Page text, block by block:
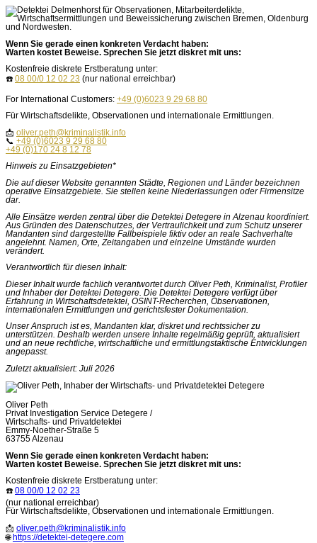
Wenn Sie gerade einen konkreten Verdacht haben:
Warten kostet Beweise. Sprechen Sie jetzt diskret mit uns:
Kostenfreie diskrete Erstberatung unter:
☎️ 08 00/0 12 02 23 (nur national erreichbar)
For International Customers: +49 (0)6023 9 29 68 80
Für Wirtschaftsdelikte, Observationen und internationale Ermittlungen.
📩 oliver.peth@kriminalistik.info
📞 +49 (0)6023 9 29 68 80
+49 (0)170 24 8 12 78
Hinweis zu Einsatzgebieten*
Die auf dieser Website genannten Städte, Regionen und Länder bezeichnen
operative Einsatzgebiete. Sie stellen keine Niederlassungen oder Firmensitze
dar.
Alle Einsätze werden zentral über die Detektei Detegere in Alzenau koordiniert.
Aus Gründen des Datenschutzes, der Vertraulichkeit und zum Schutz unserer
Mandanten sind dargestellte Fallbeispiele fiktiv oder an reale Sachverhalte
angelehnt. Namen, Orte, Zeitangaben und einzelne Umstände wurden
verändert.
Verantwortlich für diesen Inhalt:
Dieser Inhalt wurde fachlich verantwortet durch Oliver Peth, Kriminalist, Profiler
und Inhaber der Detektei Detegere. Die Detektei Detegere verfügt über
Erfahrung in Wirtschaftsdetektei, OSINT-Recherchen, Observationen,
internationalen Ermittlungen und gerichtsfester Dokumentation.
Unser Anspruch ist es, Mandanten klar, diskret und rechtssicher zu
unterstützen. Deshalb werden unsere Inhalte regelmäßig geprüft, aktualisiert
und an neue rechtliche, wirtschaftliche und ermittlungstaktische Entwicklungen
angepasst.
Zuletzt aktualisiert: Juli 2026
Oliver Peth
Privat Investigation Service Detegere /
Wirtschafts- und Privatdetektei
Emmy-Noether-Straße 5
63755 Alzenau
Wenn Sie gerade einen konkreten Verdacht haben:
Warten kostet Beweise. Sprechen Sie jetzt diskret mit uns:
Kostenfreie diskrete Erstberatung unter:
☎️ 08 00/0 12 02 23
(nur national erreichbar)
Für Wirtschaftsdelikte, Observationen und internationale Ermittlungen.
📩 oliver.peth@kriminalistik.info
🌐 https://detektei-detegere.com